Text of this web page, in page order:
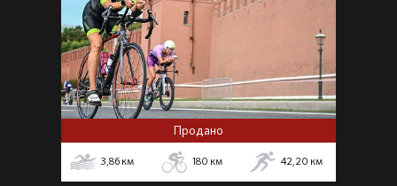
Продано
3,86 км 180 км 42,20 км